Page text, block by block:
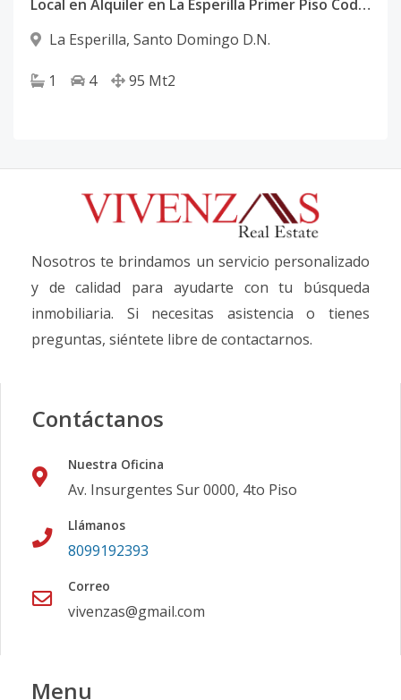
Local en Alquiler en La Esperilla Primer Piso Codigo: PD734.
La Esperilla, Santo Domingo D.N.
1 4 95 Mt2
Nosotros te brindamos un servicio personalizado
y de calidad para ayudarte con tu búsqueda
inmobiliaria. Si necesitas asistencia o tienes
preguntas, siéntete libre de contactarnos.
Contáctanos
Nuestra Oficina
Av. Insurgentes Sur 0000, 4to Piso
Llámanos
8099192393
Correo
vivenzas@gmail.com
Menu